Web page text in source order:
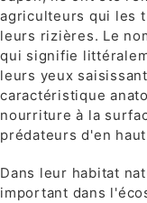
agriculteurs qui les
leurs rizières. Le
qui signifie
leurs yeux
caractéristique
nourriture à la
prédateurs d'en
Dans leur habitat
important dans